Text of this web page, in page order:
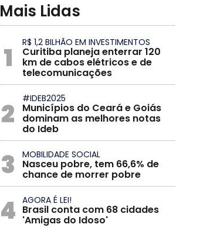
Mais Lidas
1 R$ 1,2 BILHÃO EM INVESTIMENTOS
Curitiba planeja enterrar 120
km de cabos elétricos e de
telecomunicações
2 #IDEB2025
Municípios do Ceará e Goiás
dominam as melhores notas
do Ideb
3 MOBILIDADE SOCIAL
Nasceu pobre, tem 66,6% de
chance de morrer pobre
4 AGORA É LEI!
Brasil conta com 68 cidades
'Amigas do Idoso'